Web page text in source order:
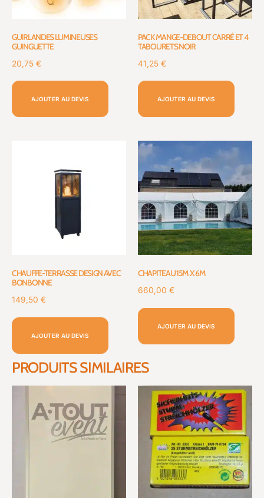
GUIRLANDES LUMINEUSES
GUINGUETTE
20,75 €
AJOUTER AU DEVIS
PACK MANGE-DEBOUT CARRÉ ET 4
TABOURETS NOIR
41,25 €
AJOUTER AU DEVIS
CHAUFFE-TERRASSE DESIGN AVEC
BONBONNE
149,50 €
AJOUTER AU DEVIS
CHAPITEAU 15M X 6M
660,00 €
AJOUTER AU DEVIS
PRODUITS SIMILAIRES